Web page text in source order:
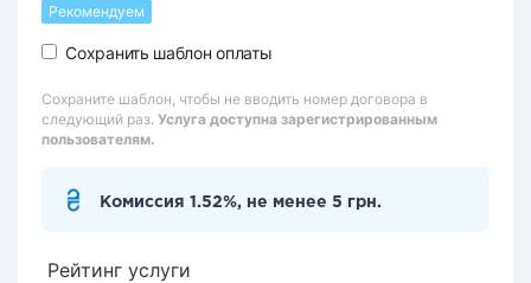
Рекомендуем
Сохранить шаблон оплаты
Сохраните шаблон, чтобы не вводить номер договора в
следующий раз. Услуга доступна зарегистрированным
пользователям.
Комиссия 1.52%, не менее 5 грн.
Рейтинг услуги